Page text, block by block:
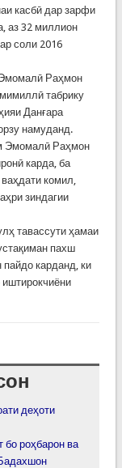
касбӣ дар зарфи
аз 32 миллион
соли 2016
Раҳмон
табрику
Данғара
намуданд.
Эмомалӣ Раҳмон
карда, ба
комил,
зиндагии
тавассути ҳамаи
пахш
карданд, ки
деҳоти
роҳбарон ва